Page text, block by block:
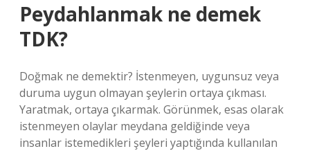
Peydahlanmak ne demek
TDK?
Doğmak ne demektir? İstenmeyen, uygunsuz veya
duruma uygun olmayan şeylerin ortaya çıkması.
Yaratmak, ortaya çıkarmak. Görünmek, esas olarak
istenmeyen olaylar meydana geldiğinde veya
insanlar istemedikleri şeyleri yaptığında kullanılan